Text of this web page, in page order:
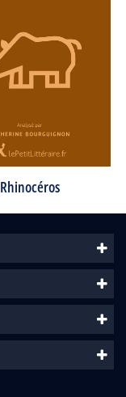
Rhinocéros